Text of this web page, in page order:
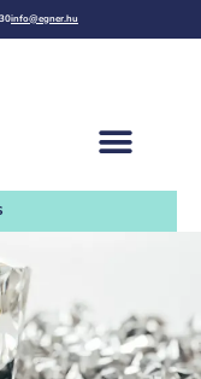
info@egner.hu